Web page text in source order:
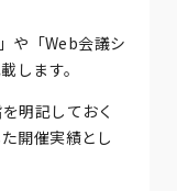
や「Web会議シ
します。
明記しておく
開催実績とし